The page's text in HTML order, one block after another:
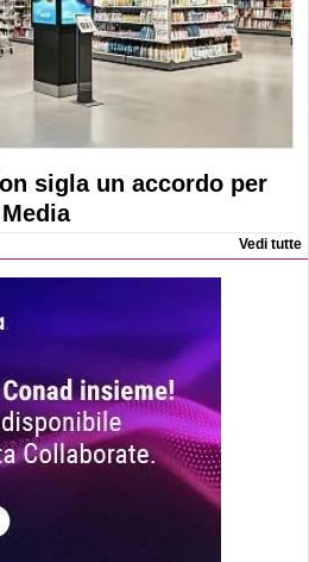
sigla un accordo per
Vedi tutte